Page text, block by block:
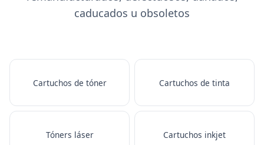
caducados u obsoletos
Cartuchos de tóner Cartuchos de tinta
Tóners láser Cartuchos inkjet